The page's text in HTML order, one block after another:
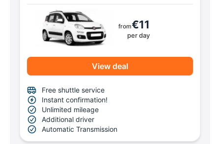
from€11
per day
View deal
Free shuttle service
Instant confirmation!
Unlimited mileage
Additional driver
Automatic Transmission